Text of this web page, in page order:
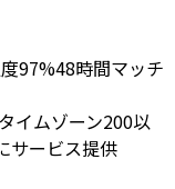
97%48時間マッチ
イムゾーン200以
サービス提供